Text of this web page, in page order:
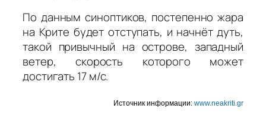
По данным синоптиков, постепенно жара
на Крите будет отступать, и начнёт дуть,
такой привычный на острове, западный
ветер, скорость которого может
достигать 17 м/с.
Источник информации: www.neakriti.gr